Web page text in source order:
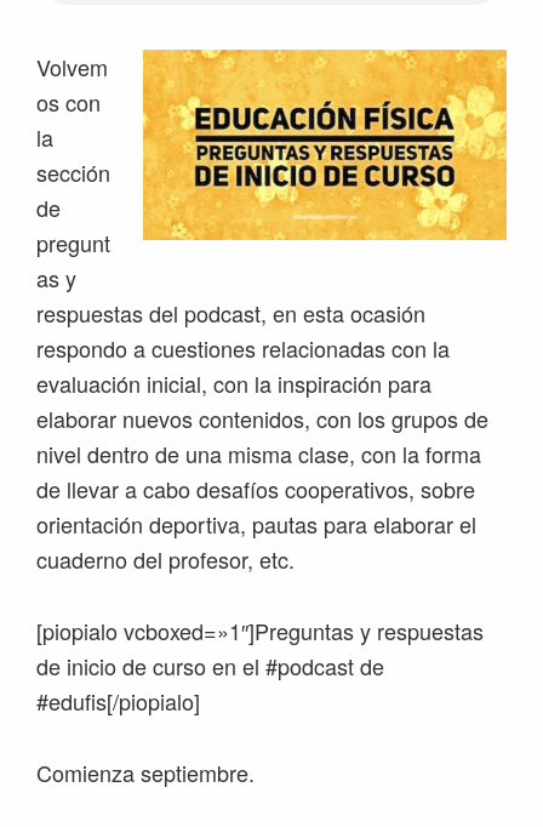
Volvem
os con
la
sección
de
pregunt
as y
respuestas del podcast, en esta ocasión
respondo a cuestiones relacionadas con la
evaluación inicial, con la inspiración para
elaborar nuevos contenidos, con los grupos de
nivel dentro de una misma clase, con la forma
de llevar a cabo desafíos cooperativos, sobre
orientación deportiva, pautas para elaborar el
cuaderno del profesor, etc.
[piopialo vcboxed=»1″]Preguntas y respuestas
de inicio de curso en el #podcast de
#edufis[/piopialo]
Comienza septiembre.